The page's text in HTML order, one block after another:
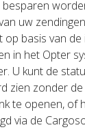
besparen
uw
op basis van de
in het Opter
U kunt de
zien zonder
te openen, of
via de